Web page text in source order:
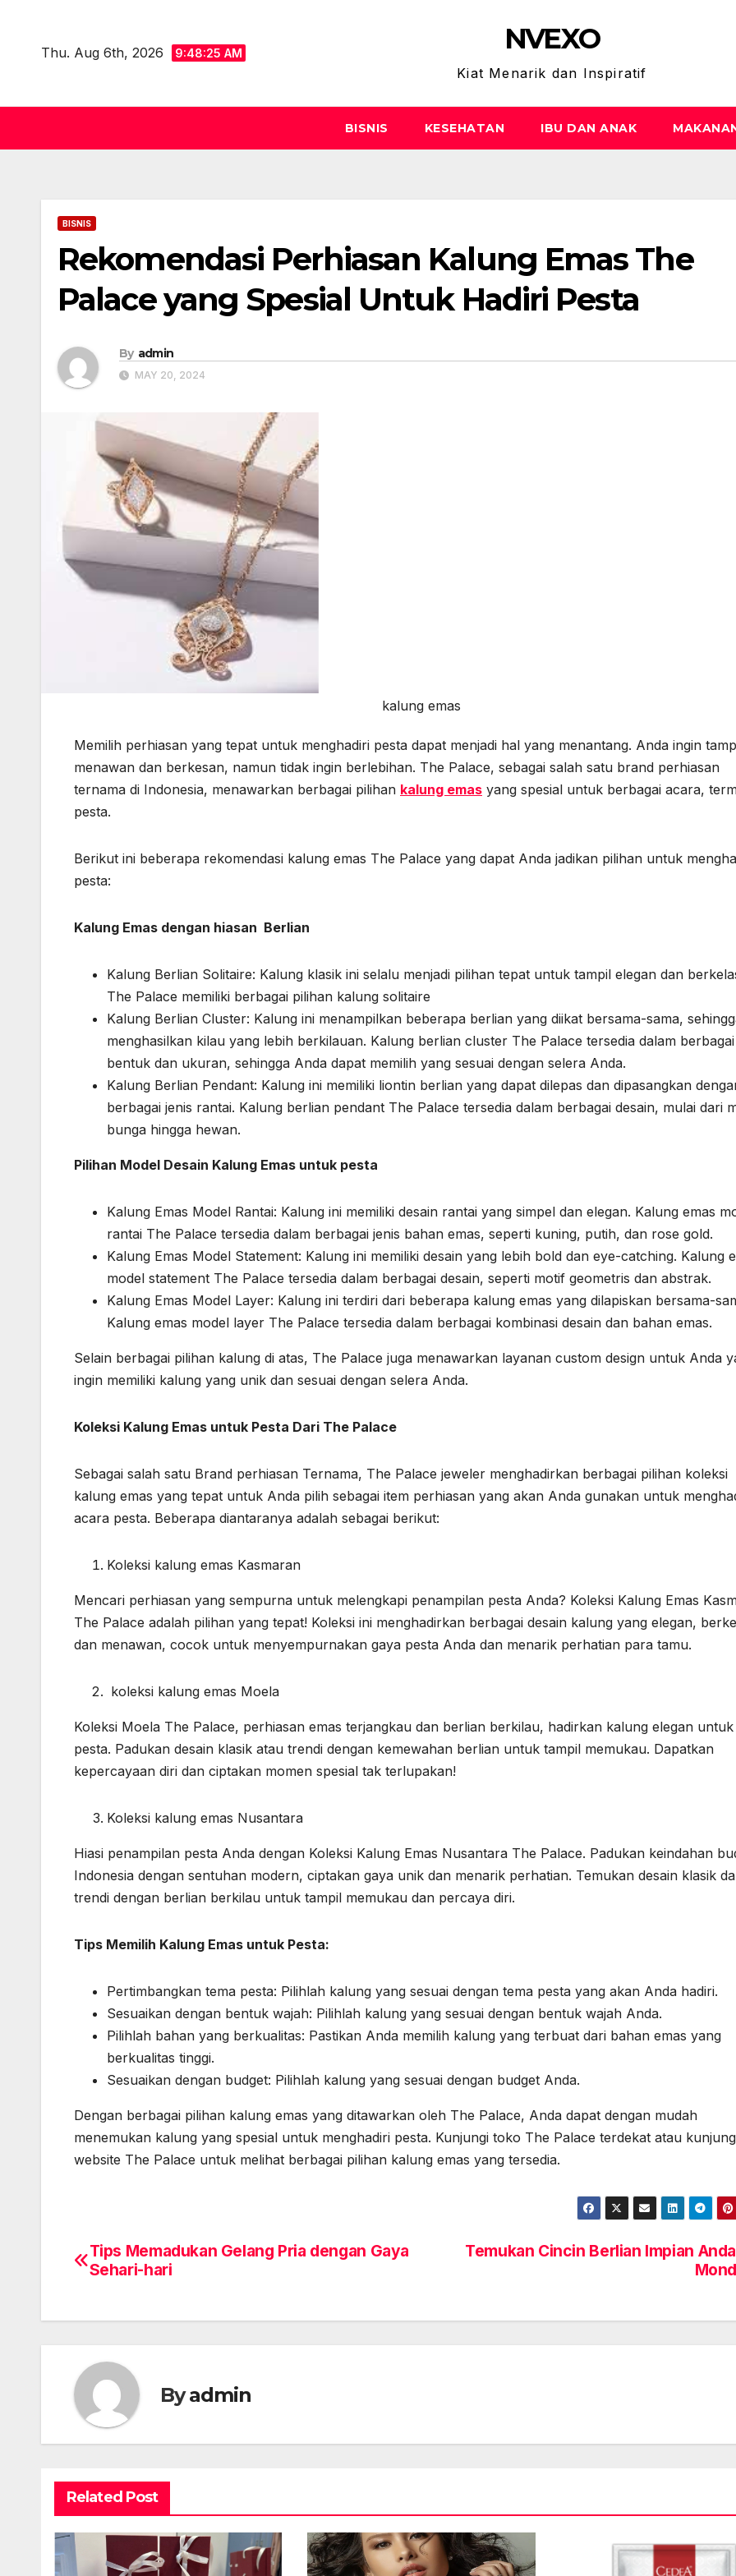
contentThu. Aug 6th, 2026 9:48:26 AM NVEXO
Kiat Menarik dan Inspiratif
BISNIS KESEHATAN IBU DAN ANAK
BISNIS
Rekomendasi Perhiasan Kalung Emas The
Palace yang Spesial Untuk Hadiri Pesta
By admin
MAY 20, 2024
kalung emas
Memilih perhiasan yang tepat untuk menghadiri pesta dapat menjadi hal yang menantang. Anda ingin
menawan dan berkesan, namun tidak ingin berlebihan. The Palace, sebagai salah satu brand perhiasan
ternama di Indonesia, menawarkan berbagai pilihan kalung emas yang spesial untuk berbagai acara,
pesta.
Berikut ini beberapa rekomendasi kalung emas The Palace yang dapat Anda jadikan pilihan untuk
pesta:
Kalung Emas dengan hiasan Berlian
Kalung Berlian Solitaire: Kalung klasik ini selalu menjadi pilihan tepat untuk tampil elegan dan
The Palace memiliki berbagai pilihan kalung solitaire
Kalung Berlian Cluster: Kalung ini menampilkan beberapa berlian yang diikat bersama-sama,
menghasilkan kilau yang lebih berkilauan. Kalung berlian cluster The Palace tersedia dalam berbagai
bentuk dan ukuran, sehingga Anda dapat memilih yang sesuai dengan selera Anda.
Kalung Berlian Pendant: Kalung ini memiliki liontin berlian yang dapat dilepas dan dipasangkan
berbagai jenis rantai. Kalung berlian pendant The Palace tersedia dalam berbagai desain, mulai dari
bunga hingga hewan.
Pilihan Model Desain Kalung Emas untuk pesta
Kalung Emas Model Rantai: Kalung ini memiliki desain rantai yang simpel dan elegan. Kalung emas
rantai The Palace tersedia dalam berbagai jenis bahan emas, seperti kuning, putih, dan rose gold.
Kalung Emas Model Statement: Kalung ini memiliki desain yang lebih bold dan eye-catching. Kalung
model statement The Palace tersedia dalam berbagai desain, seperti motif geometris dan abstrak.
Kalung Emas Model Layer: Kalung ini terdiri dari beberapa kalung emas yang dilapiskan bersama-
Kalung emas model layer The Palace tersedia dalam berbagai kombinasi desain dan bahan emas.
Selain berbagai pilihan kalung di atas, The Palace juga menawarkan layanan custom design untuk Anda
ingin memiliki kalung yang unik dan sesuai dengan selera Anda.
Koleksi Kalung Emas untuk Pesta Dari The Palace
Sebagai salah satu Brand perhiasan Ternama, The Palace jeweler menghadirkan berbagai pilihan koleksi
kalung emas yang tepat untuk Anda pilih sebagai item perhiasan yang akan Anda gunakan untuk
acara pesta. Beberapa diantaranya adalah sebagai berikut:
Koleksi kalung emas Kasmaran
Mencari perhiasan yang sempurna untuk melengkapi penampilan pesta Anda? Koleksi Kalung Emas
The Palace adalah pilihan yang tepat! Koleksi ini menghadirkan berbagai desain kalung yang elegan,
dan menawan, cocok untuk menyempurnakan gaya pesta Anda dan menarik perhatian para tamu.
koleksi kalung emas Moela
Koleksi Moela The Palace, perhiasan emas terjangkau dan berlian berkilau, hadirkan kalung elegan untuk
pesta. Padukan desain klasik atau trendi dengan kemewahan berlian untuk tampil memukau. Dapatkan
kepercayaan diri dan ciptakan momen spesial tak terlupakan!
Koleksi kalung emas Nusantara
Hiasi penampilan pesta Anda dengan Koleksi Kalung Emas Nusantara The Palace. Padukan keindahan
Indonesia dengan sentuhan modern, ciptakan gaya unik dan menarik perhatian. Temukan desain klasik
trendi dengan berlian berkilau untuk tampil memukau dan percaya diri.
Tips Memilih Kalung Emas untuk Pesta:
Pertimbangkan tema pesta: Pilihlah kalung yang sesuai dengan tema pesta yang akan Anda hadiri.
Sesuaikan dengan bentuk wajah: Pilihlah kalung yang sesuai dengan bentuk wajah Anda.
Pilihlah bahan yang berkualitas: Pastikan Anda memilih kalung yang terbuat dari bahan emas yang
berkualitas tinggi.
Sesuaikan dengan budget: Pilihlah kalung yang sesuai dengan budget Anda.
Dengan berbagai pilihan kalung emas yang ditawarkan oleh The Palace, Anda dapat dengan mudah
menemukan kalung yang spesial untuk menghadiri pesta. Kunjungi toko The Palace terdekat atau
website The Palace untuk melihat berbagai pilihan kalung emas yang tersedia.
Post
Temukan Cincin Berlian Impian
Tips Memadukan Gelang Pria dengan Gaya
Sehari-hari
Byadmin
Related Post